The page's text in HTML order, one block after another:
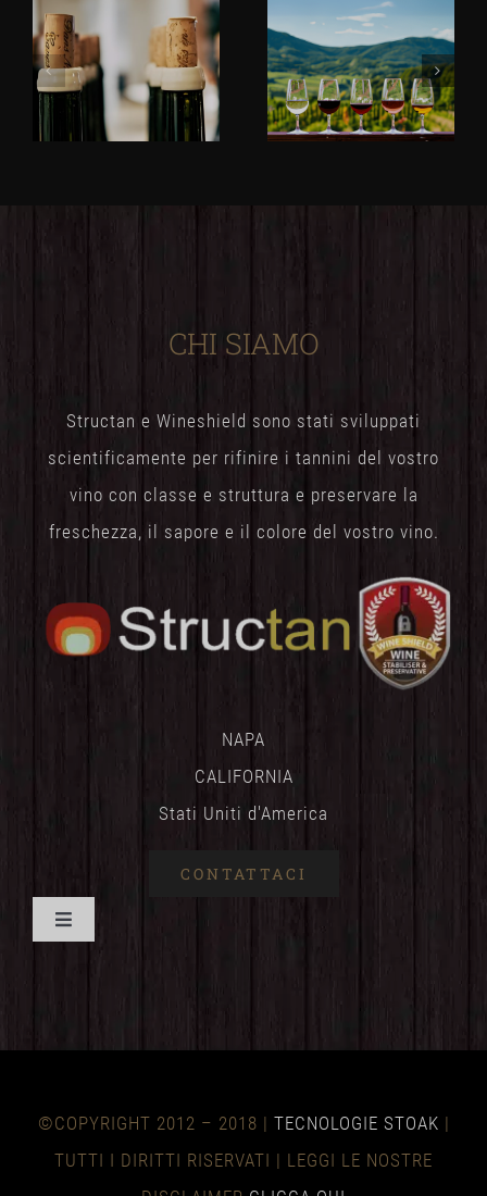
CHI SIAMO
Structan e Wineshield sono stati sviluppati
scientificamente per rifinire i tannini del vostro
vino con classe e struttura e preservare la
freschezza, il sapore e il colore del vostro vino.
NAPA
CALIFORNIA
Stati Uniti d'America
CONTATTACI
Attiva/disattiva
SCUDO DEL VINO
©COPYRIGHT 2012 – 2018 | TECNOLOGIE STOAK |
TUTTI I DIRITTI RISERVATI | LEGGI LE NOSTRE